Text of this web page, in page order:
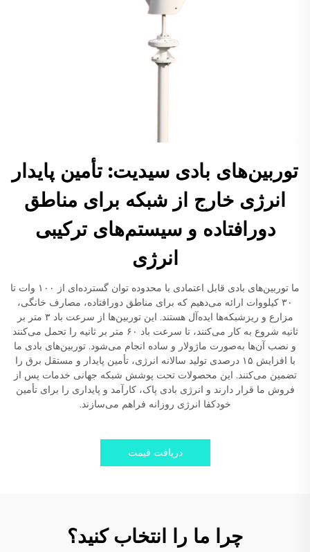
توربین‌های بادی سیدیت: تأمین پایدار
انرژی خارج از شبکه برای مناطق
دورافتاده و سیستم‌های ترکیبی
انرژی
ما توربین‌های بادی قابل اعتمادی با محدوده توان گسترده‌ای از ۱۰۰ وات تا
۳۰ کیلووات ارائه می‌دهیم که برای مناطق دورافتاده، مصارف خانگی،
مزارع و ریزشبکه‌ها ایده‌آل هستند. این توربین‌ها از سرعت باد ۳ متر بر
ثانیه شروع به کار می‌کنند، تا سرعت باد ۶۰ متر بر ثانیه را تحمل می‌کنند
و نصب آن‌ها به‌صورت ماژولار و ساده انجام می‌شود. توربین‌های بادی ما
با افزایش ۱۵ درصدی تولید سالانه انرژی، تأمین پایدار و مستقل برق را
تضمین می‌کنند. این محصولات تحت پوشش شبکه جهانی خدمات پس از
فروش ما قرار دارند و انرژی بادی پاک، کارآمد و پایداری را برای تأمین
خودکفا انرژی روزانه فراهم می‌سازند.
دریافت قیمت
چرا ما را انتخاب کنید؟